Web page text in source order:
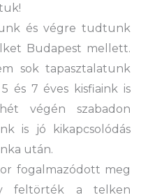
és végre tudtunk
Budapest mellett.
sok tapasztalatunk
és 7 éves kisfiaink is
végén szabadon
is jó kikapcsolódás
után.
fogalmazódott meg
feltörték a telken